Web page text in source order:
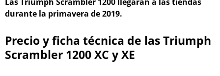
durante la primavera de 2019.
Precio y ficha técnica de las Triumph
Scrambler 1200 XC y XE